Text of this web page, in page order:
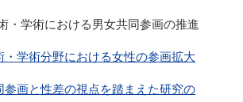
学術における男女共同参画の推進
学術分野における女性の参画拡大
画と性差の視点を踏まえた研究の